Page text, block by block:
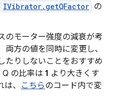
IVibrator.getQFactor の
のモーター強度の減衰が考
方の値を同時に変更し、
たりしないことをおすすめ
Q の比率は 1 より大きくす
、 こちらのコード内で変